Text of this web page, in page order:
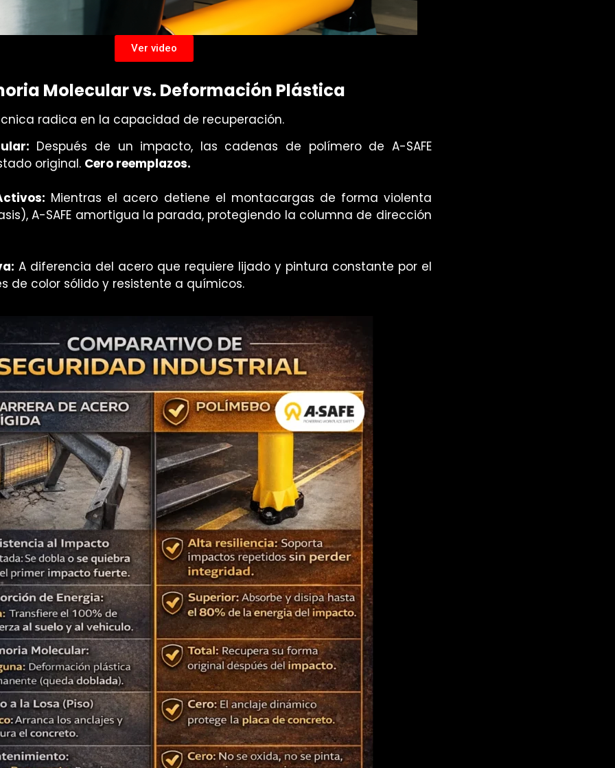
Ver video
Molecular vs. Deformación Plástica
radica en la capacidad de recuperación.
Después de un impacto, las cadenas de polímero de A-SAFE
original. Cero reemplazos.
Mientras el acero detiene el montacargas de forma violenta
A-SAFE amortigua la parada, protegiendo la columna de dirección
A diferencia del acero que requiere lijado y pintura constante por el
de color sólido y resistente a químicos.